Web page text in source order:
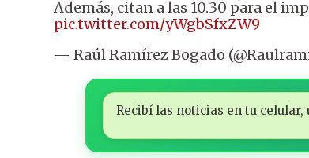
Además, citan a las 10.30 para el
pic.twitter.com/yWgbSfxZW9
— Raúl Ramírez Bogado
Recibí las noticias en tu